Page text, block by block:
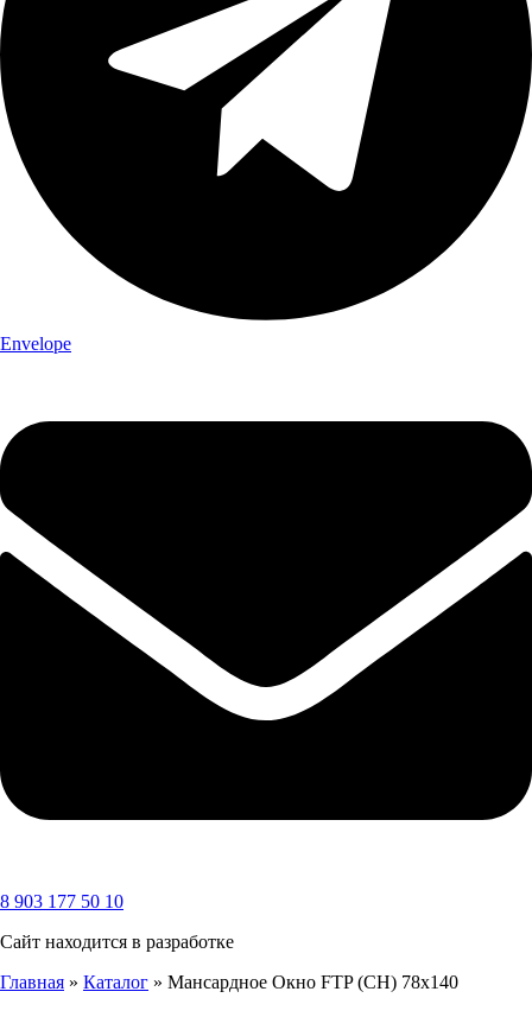
Envelope
8 903 177 50 10
Сайт находится в разработке
Главная » Каталог » Мансардное Окно FTP (CH) 78х140